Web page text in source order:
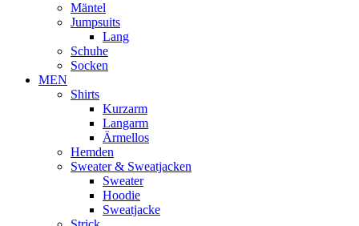
Mäntel
Jumpsuits
Lang
Schuhe
Socken
MEN
Shirts
Kurzarm
Langarm
Ärmellos
Hemden
Sweater & Sweatjacken
Sweater
Hoodie
Sweatjacke